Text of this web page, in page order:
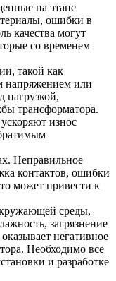
на этапе
ошибки в
качества могут
со временем
такой как
напряжением или
нагрузкой,
трансформатора.
износ
Неправильное
контактов, ошибки
может привести к
среды,
загрязнение
негативное
Необходимо все
и разработке